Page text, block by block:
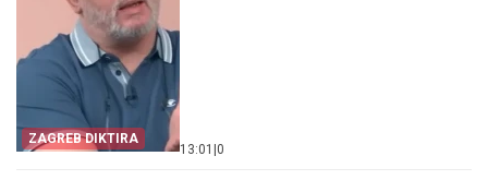
ZAGREB DIKTIRA
13:01 0